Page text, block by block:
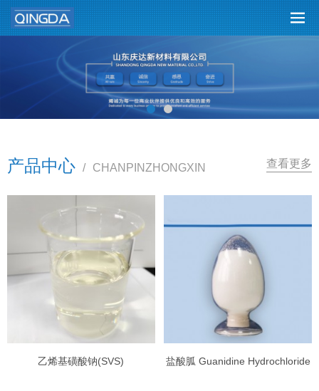
产品中心 / CHANPINZHONGXIN 查看更多
乙烯基磺酸钠(SVS) 盐酸胍 Guanidine Hydrochloride